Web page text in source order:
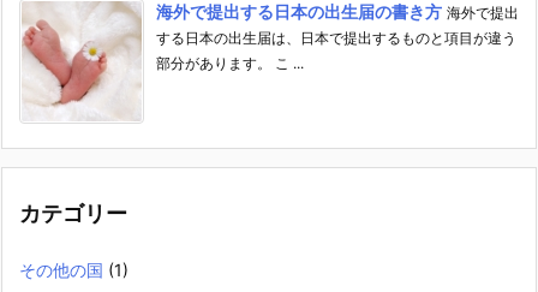
海外で提出する日本の出生届の書き方 海外で提出
する日本の出生届は、日本で提出するものと項目が違う
部分があります。 こ ...
カテゴリー
その他の国 (1)